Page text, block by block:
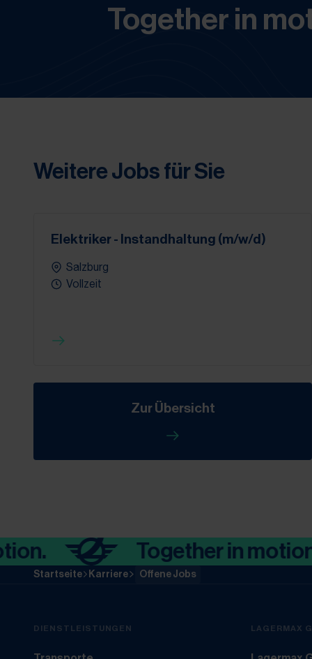
Together in
Weitere Jobs für Sie
Elektriker - Instandhaltung (m/w/d)
Salzburg
Vollzeit
Zur Übersicht
Together in motion.
Startseite Karriere Offene Jobs
DIENSTLEISTUNGEN LAGERMAX